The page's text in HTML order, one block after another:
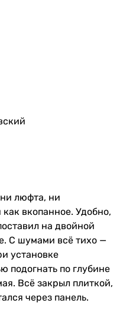
люфта, ни
вкопанное. Удобно,
на двойной
С шумами всё тихо —
установке
подогнать по глубине
Всё закрыл плиткой,
через панель.